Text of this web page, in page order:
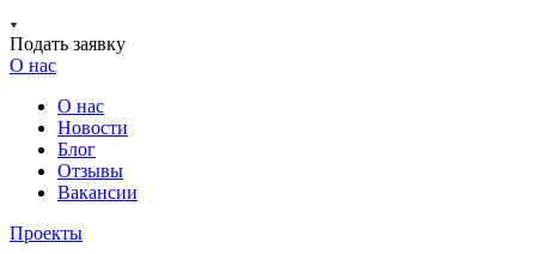
Подать заявку
О нас
О нас
Новости
Блог
Отзывы
Вакансии
Проекты